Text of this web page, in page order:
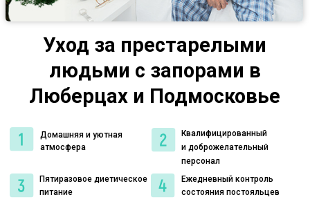
Уход за престарелыми
людьми с запорами в
Люберцах и Подмосковье
Домашняя и уютная
атмосфера
Ежедневный контроль
состояния постояльцев
Квалифицированный
и доброжелательный
персонал
Пятиразовое диетическое
питание